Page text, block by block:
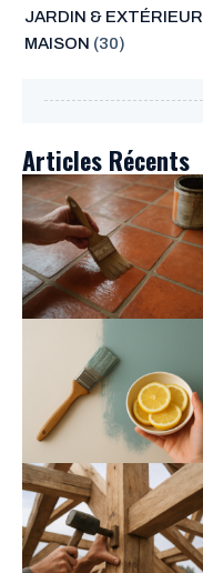
JARDIN & EXTÉRIEUR
MAISON (30)
Articles Récents